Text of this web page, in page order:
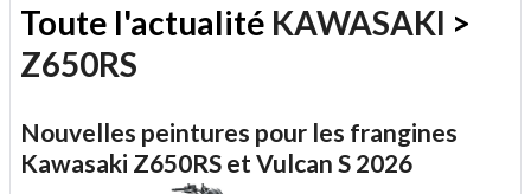
Toute l'actualité KAWASAKI >
Z650RS
Nouvelles peintures pour les frangines
Kawasaki Z650RS et Vulcan S 2026